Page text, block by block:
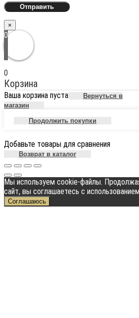
×
0
0
Корзина
Ваша корзина пуста
Вернуться в
магазин
Продолжить покупки
Добавьте товары для сравнения
Возврат в каталог
Мы используем cookie-файлы.
сайт, вы соглашаетесь с
Соглашаюсь